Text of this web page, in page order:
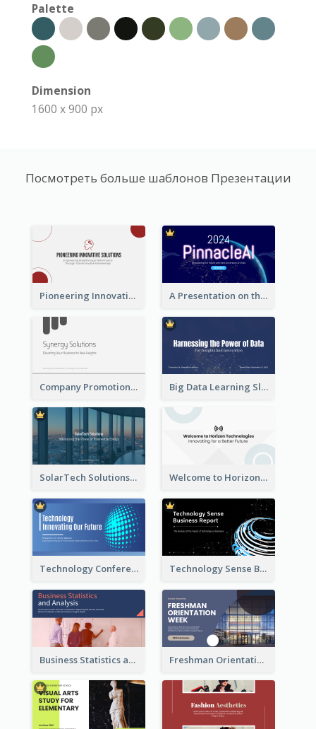
Palette
Dimension
1600 x 900 px
Посмотреть больше шаблонов Презентации
Pioneering Innovative Solutions Company Overview A Presentation on the Revolutionary Development of AI Chips
Company Promotion Presentation Big Data Learning Slide
SolarTech Solutions Company Overview Welcome to Horizon Technologies- Innovating for a Better Future
Technology Conference Presentation Technology Sense Business Report
Business Statistics and Analysis Presentation Freshman Orientation Week Presentation